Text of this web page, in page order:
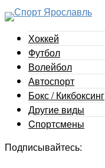
Хоккей
Футбол
Волейбол
Автоспорт
Бокс / Кикбоксинг
Другие виды
Cпортсмены
Подписывайтесь: